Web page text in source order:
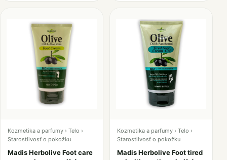
Kozmetika a parfumy › Telo ›
Starostlivosť o pokožku
Madis Herbolive Foot care
Kozmetika a parfumy › Telo ›
Starostlivosť o pokožku
Madis Herbolive Foot tired